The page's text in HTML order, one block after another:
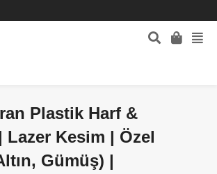
Plastik Harf &
Lazer Kesim | Özel
Gümüş) |